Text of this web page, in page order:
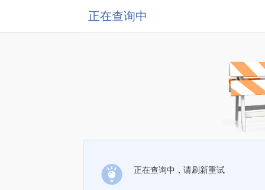
正在查询中
正在查询中，请刷新重试